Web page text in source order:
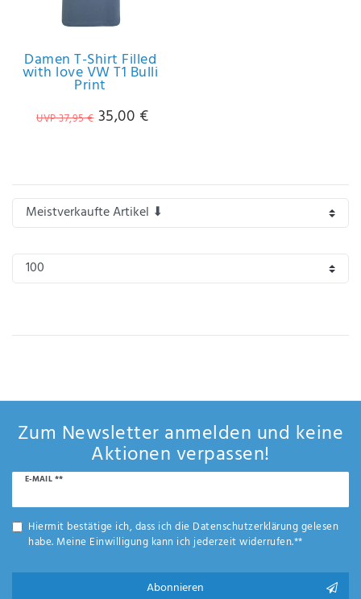
IHRE E-MAIL ADRESSE
ANMERKUNGEN UND FILTERWÜNSCHE
bestätige
ich, dass
schutz­
e
de
Damen T-Shirt Filled
with love VW T1 Bulli
Print
UVP 37,95 € 35,00 €
Zum Newsletter anmelden und keine
Aktionen verpassen!
E-MAIL **
Newsletter
Hiermit bestätige ich, dass ich die Daten­schutz­erklärunggelesen
habe. Meine Einwilligung kann ich jederzeit widerrufen.**
Abonnieren